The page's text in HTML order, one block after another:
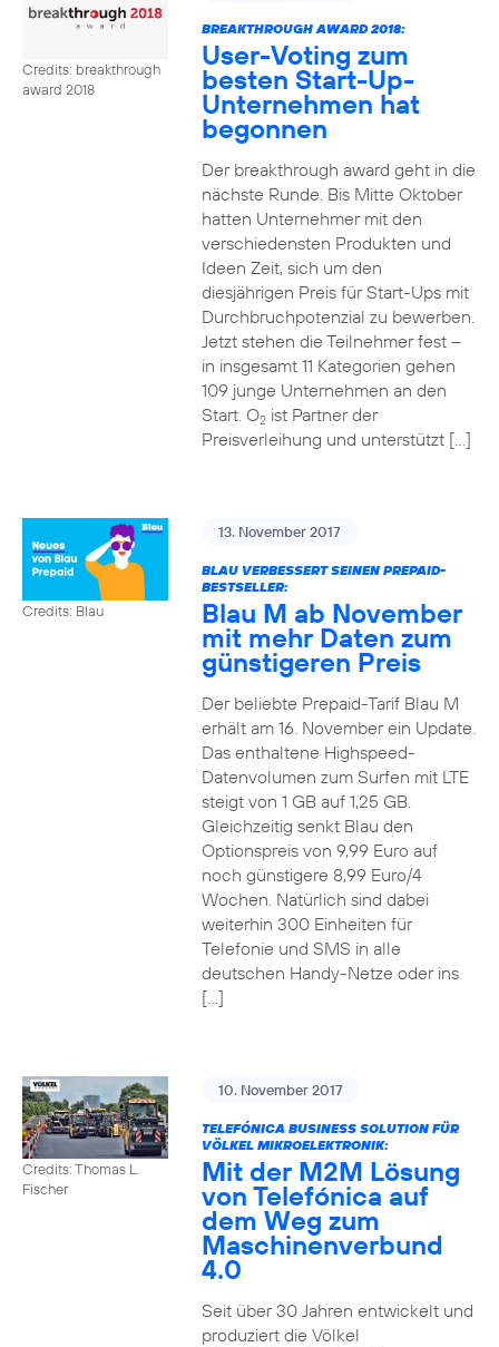
Credits: breakthrough
award 2018
BREAKTHROUGH AWARD 2018:
User-Voting zum
besten Start-Up-
Unternehmen hat
begonnen
Der breakthrough award geht in die
nächste Runde. Bis Mitte Oktober
hatten Unternehmer mit den
verschiedensten Produkten und
Ideen Zeit, sich um den
diesjährigen Preis für Start-Ups mit
Durchbruchpotenzial zu bewerben.
Jetzt stehen die Teilnehmer fest –
in insgesamt 11 Kategorien gehen
109 junge Unternehmen an den
Start. O2ist Partner der
Preisverleihung und unterstützt […]
Credits: Blau
13. November 2017
BLAU VERBESSERT SEINEN PREPAID-
BESTSELLER:
Blau M ab November
mit mehr Daten zum
günstigeren Preis
Der beliebte Prepaid-Tarif Blau M
erhält am 16. November ein Update.
Das enthaltene Highspeed-
Datenvolumen zum Surfen mit LTE
steigt von 1 GB auf 1,25 GB.
Gleichzeitig senkt Blau den
Optionspreis von 9,99 Euro auf
noch günstigere 8,99 Euro/4
Wochen. Natürlich sind dabei
weiterhin 300 Einheiten für
Telefonie und SMS in alle
deutschen Handy-Netze oder ins
[…]
Credits: Thomas L.
Fischer
10. November 2017
TELEFÓNICA BUSINESS SOLUTION FÜR
VÖLKEL MIKROELEKTRONIK:
Mit der M2M Lösung
von Telefónica auf
dem Weg zum
Maschinenverbund
4.0
Seit über 30 Jahren entwickelt und
produziert die Völkel